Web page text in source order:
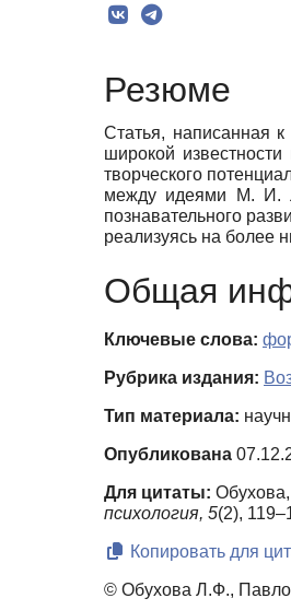
Резюме
Статья, написанная
широкой
творческого
между идеями М. И.
познавательного
реализуясь на более
Общая
Ключевые слова:
Рубрика издания:
Тип материала:
Опубликована
Для цитаты:
психология, 5(2),
Копировать для
© Обухова Л.Ф.,